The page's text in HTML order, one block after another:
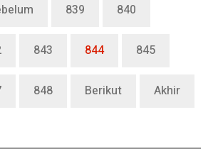
839 840
843 844 845
848 Berikut Akhir